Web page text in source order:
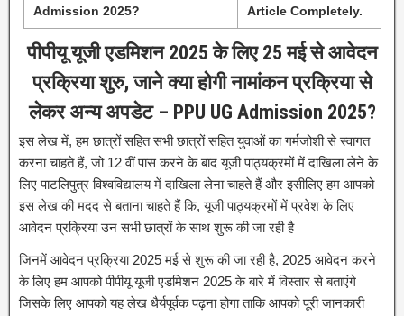
Admission 2025?
Article Completely.
पीपीयू यूजी एडमिशन 2025 के लिए 25 मई से आवेदन
प्रक्रिया शुरु, जाने क्या होगी नामांकन प्रक्रिया से
लेकर अन्य अपडेट – PPU UG Admission 2025?
इस लेख में, हम छात्रों सहित सभी छात्रों सहित युवाओं का गर्मजोशी से स्वागत
करना चाहते हैं, जो 12 वीं पास करने के बाद यूजी पाठ्यक्रमों में दाखिला लेने के
लिए पाटलिपुत्र विश्वविद्यालय में दाखिला लेना चाहते हैं और इसीलिए हम आपको
इस लेख की मदद से बताना चाहते हैं कि, यूजी पाठ्यक्रमों में प्रवेश के लिए
आवेदन प्रक्रिया उन सभी छात्रों के साथ शुरू की जा रही है
जिनमें आवेदन प्रक्रिया 2025 मई से शुरू की जा रही है, 2025 आवेदन करने
के लिए हम आपको पीपीयू यूजी एडमिशन 2025 के बारे में विस्तार से बताएंगे
जिसके लिए आपको यह लेख धैर्यपूर्वक पढ़ना होगा ताकि आपको पूरी जानकारी